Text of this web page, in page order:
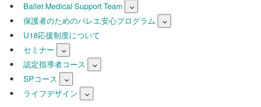
Ballet Medical Support Team
保護者のためのバレエ安心プログラム
U18応援制度について
セミナー
認定指導者コース
SPコース
ライフデザイン